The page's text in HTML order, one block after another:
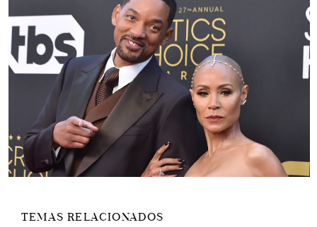
TEMAS RELACIONADOS